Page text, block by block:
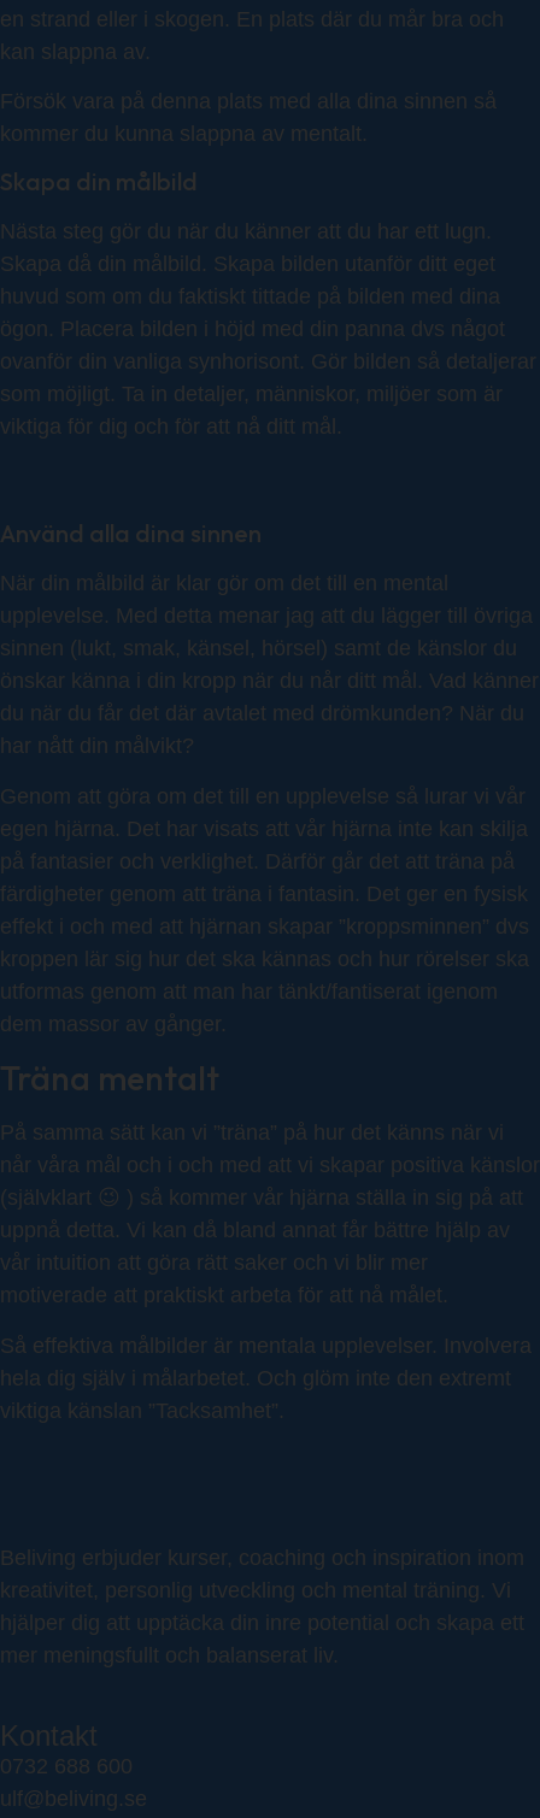
en strand eller i skogen. En plats där du mår bra och
kan slappna av.
Försök vara på denna plats med alla dina sinnen så
kommer du kunna slappna av mentalt.
Skapa din målbild
Nästa steg gör du när du känner att du har ett lugn.
Skapa då din målbild. Skapa bilden utanför ditt eget
huvud som om du faktiskt tittade på bilden med dina
ögon. Placera bilden i höjd med din panna dvs något
ovanför din vanliga synhorisont. Gör bilden så detaljerar
som möjligt. Ta in detaljer, människor, miljöer som är
viktiga för dig och för att nå ditt mål.
Använd alla dina sinnen
När din målbild är klar gör om det till en mental
upplevelse. Med detta menar jag att du lägger till övriga
sinnen (lukt, smak, känsel, hörsel) samt de känslor du
önskar känna i din kropp när du når ditt mål. Vad känner
du när du får det där avtalet med drömkunden? När du
har nått din målvikt?
Genom att göra om det till en upplevelse så lurar vi vår
egen hjärna. Det har visats att vår hjärna inte kan skilja
på fantasier och verklighet. Därför går det att träna på
färdigheter genom att träna i fantasin. Det ger en fysisk
effekt i och med att hjärnan skapar ”kroppsminnen” dvs
kroppen lär sig hur det ska kännas och hur rörelser ska
utformas genom att man har tänkt/fantiserat igenom
dem massor av gånger.
Träna mentalt
På samma sätt kan vi ”träna” på hur det känns när vi
når våra mål och i och med att vi skapar positiva känslor
(självklart 😉 ) så kommer vår hjärna ställa in sig på att
uppnå detta. Vi kan då bland annat får bättre hjälp av
vår intuition att göra rätt saker och vi blir mer
motiverade att praktiskt arbeta för att nå målet.
Så effektiva målbilder är mentala upplevelser. Involvera
hela dig själv i målarbetet. Och glöm inte den extremt
viktiga känslan ”Tacksamhet”.
Beliving erbjuder kurser, coaching och inspiration inom
kreativitet, personlig utveckling och mental träning. Vi
hjälper dig att upptäcka din inre potential och skapa ett
mer meningsfullt och balanserat liv.
Kontakt
0732 688 600
ulf@beliving.se